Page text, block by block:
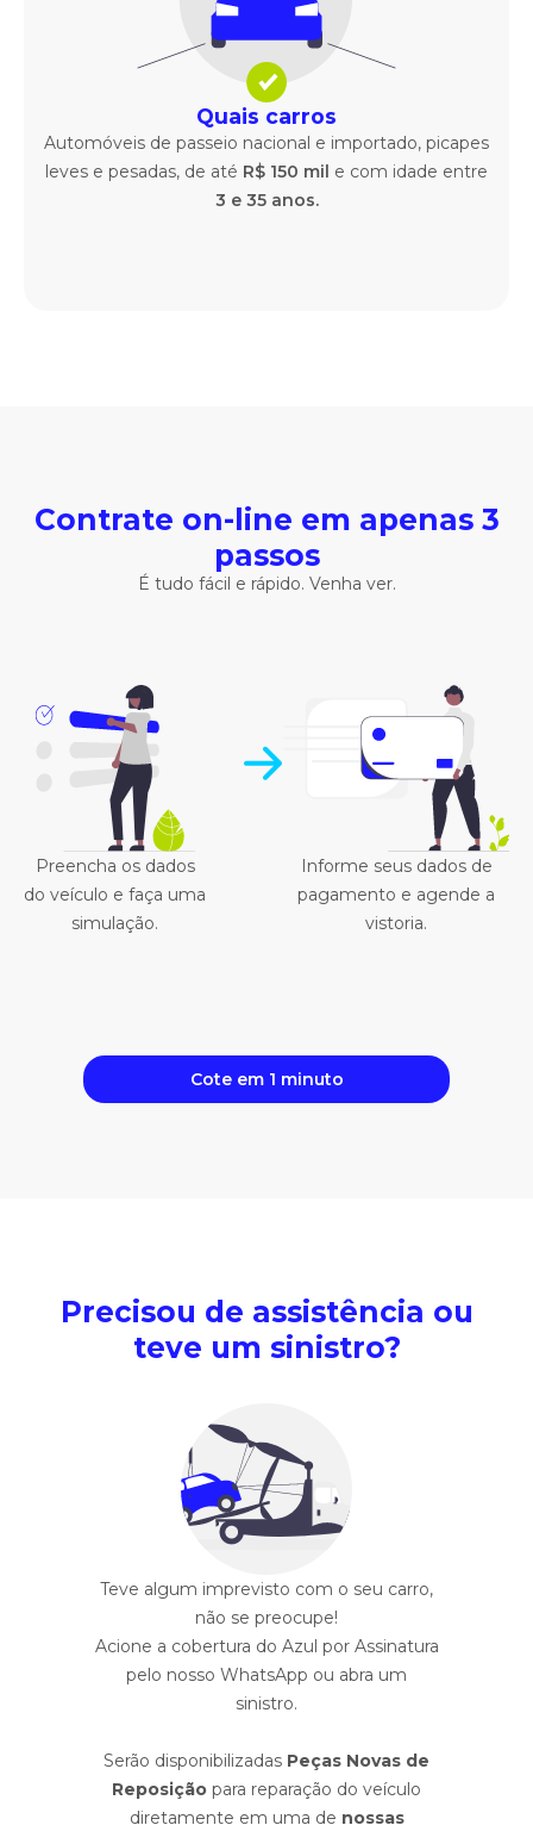
Quais carros
Automóveis de passeio nacional e importado, picapes
leves e pesadas, de até R$ 150 mil e com idade entre
3 e 35 anos.
Contrate on-line em apenas 3
passos
É tudo fácil e rápido. Venha ver.
Preencha os dados
do veículo e faça uma
simulação.
Informe seus dados de
pagamento e agende a
vistoria.
Cote em 1 minuto
Precisou de assistência ou
teve um sinistro?
Teve algum imprevisto com o seu carro,
não se preocupe!
Acione a cobertura do Azul por Assinatura
pelo nosso WhatsApp ou abra um
sinistro.
Serão disponibilizadas Peças Novas de
Reposição para reparação do veículo
diretamente em uma de nossas